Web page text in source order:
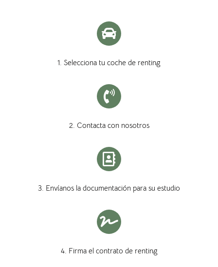
1. Selecciona tu coche de renting
2. Contacta con nosotros
3. Envíanos la documentación para su estudio
4. Firma el contrato de renting